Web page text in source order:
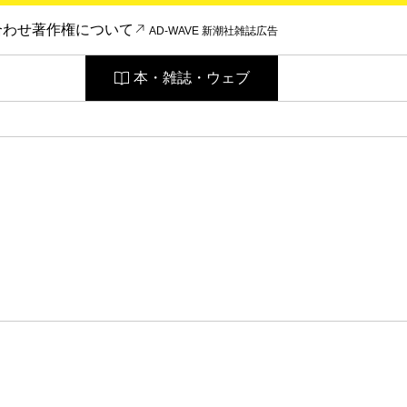
わせ著作権について AD-WAVE 新潮社雑誌広告
本・雑誌・ウェブ